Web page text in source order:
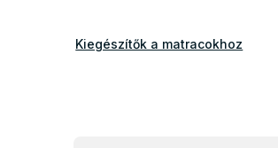
Kiegészítők a matracokhoz